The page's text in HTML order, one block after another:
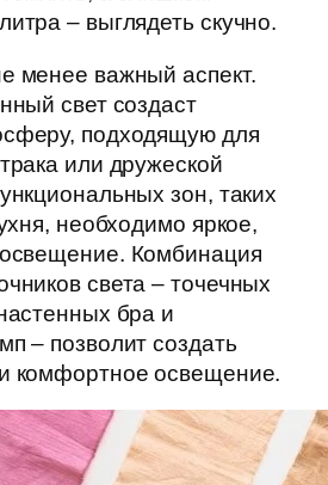
– выглядеть скучно.
менее важный аспект.
свет создаст
подходящую для
или дружеской
зон, таких
необходимо яркое,
Комбинация
света – точечных
бра и
– позволит создать
комфортное освещение.